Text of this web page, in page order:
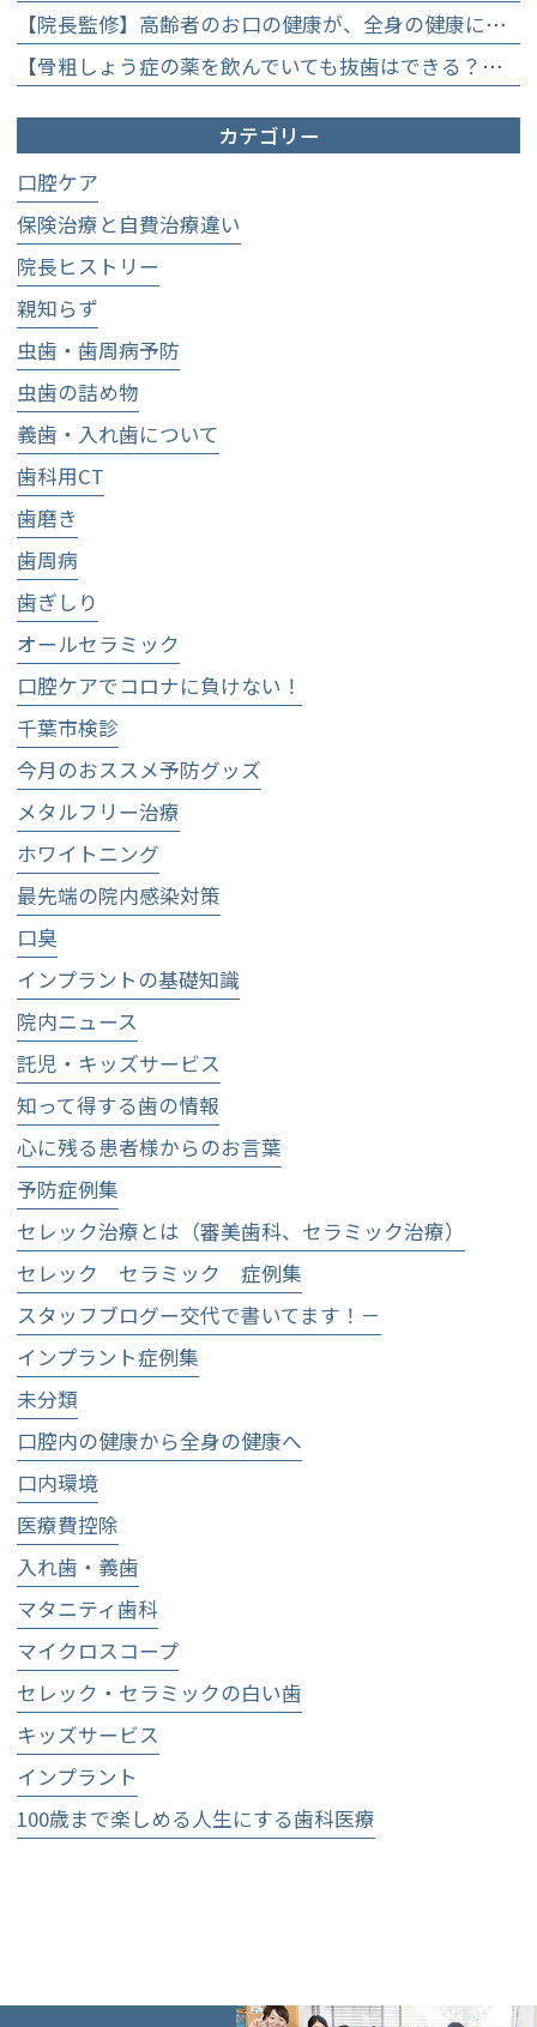
【院長監修】高齢者のお口の健康が、全身の健康につながる理由。生涯おいしく食べるための「口内環境検査」とオーダーメイド予防】
【骨粗しょう症の薬を飲んでいても抜歯はできる？】顎骨壊死を防ぐために大切な口腔管理について
カテゴリー
口腔ケア
保険治療と自費治療違い
院長ヒストリー
親知らず
虫歯・歯周病予防
虫歯の詰め物
義歯・入れ歯について
歯科用CT
歯磨き
歯周病
歯ぎしり
オールセラミック
口腔ケアでコロナに負けない！
千葉市検診
今月のおススメ予防グッズ
メタルフリー治療
ホワイトニング
最先端の院内感染対策
口臭
インプラントの基礎知識
院内ニュース
託児・キッズサービス
知って得する歯の情報
心に残る患者様からのお言葉
予防症例集
セレック治療とは（審美歯科、セラミック治療）
セレック セラミック 症例集
スタッフブログー交代で書いてます！－
インプラント症例集
未分類
口腔内の健康から全身の健康へ
口内環境
医療費控除
入れ歯・義歯
マタニティ歯科
マイクロスコープ
セレック・セラミックの白い歯
キッズサービス
インプラント
100歳まで楽しめる人生にする歯科医療